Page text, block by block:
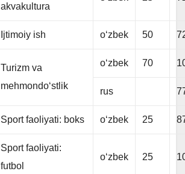
akvakultura
Ijtimoiy ish oʻzbek 50
Turizm va
mehmondoʻstlik
oʻzbek 70
rus
Sport faoliyati: boks oʻzbek 25
Sport faoliyati:
futbol
oʻzbek 25